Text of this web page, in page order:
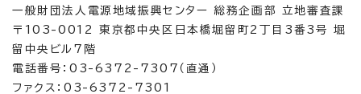
一般財団法人電源地域振興センター 総務企画部 立地審査課
〒103-0012 東京都中央区日本橋堀留町2丁目3番3号 堀
留中央ビル7階
電話番号：03-6372-7307（直通）
ファクス：03-6372-7301